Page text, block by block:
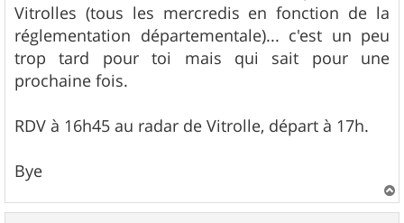
Vitrolles (tous les mercredis en fonction de la
réglementation départementale)... c'est un peu
trop tard pour toi mais qui sait pour une
prochaine fois.
RDV à 16h45 au radar de Vitrolle, départ à 17h.
Bye
a